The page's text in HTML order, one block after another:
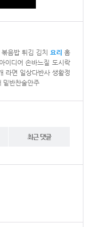
볶음밥 튀김 김치 요리 홈
이디어 손바느질 도시락
라면 일상다반사 생활정
밑반찬술안주
최근 댓글